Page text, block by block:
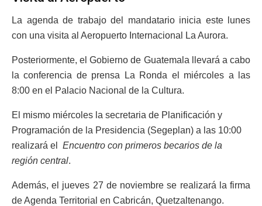
La agenda de trabajo del mandatario inicia este lunes
con una visita al Aeropuerto Internacional La Aurora.
Posteriormente, el Gobierno de Guatemala llevará a cabo
la conferencia de prensa La Ronda el miércoles a las
8:00 en el Palacio Nacional de la Cultura.
El mismo miércoles la secretaria de Planificación y
Programación de la Presidencia (Segeplan) a las 10:00
realizará el Encuentro con primeros becarios de la
región central.
Además, el jueves 27 de noviembre se realizará la firma
de Agenda Territorial en Cabricán, Quetzaltenango.